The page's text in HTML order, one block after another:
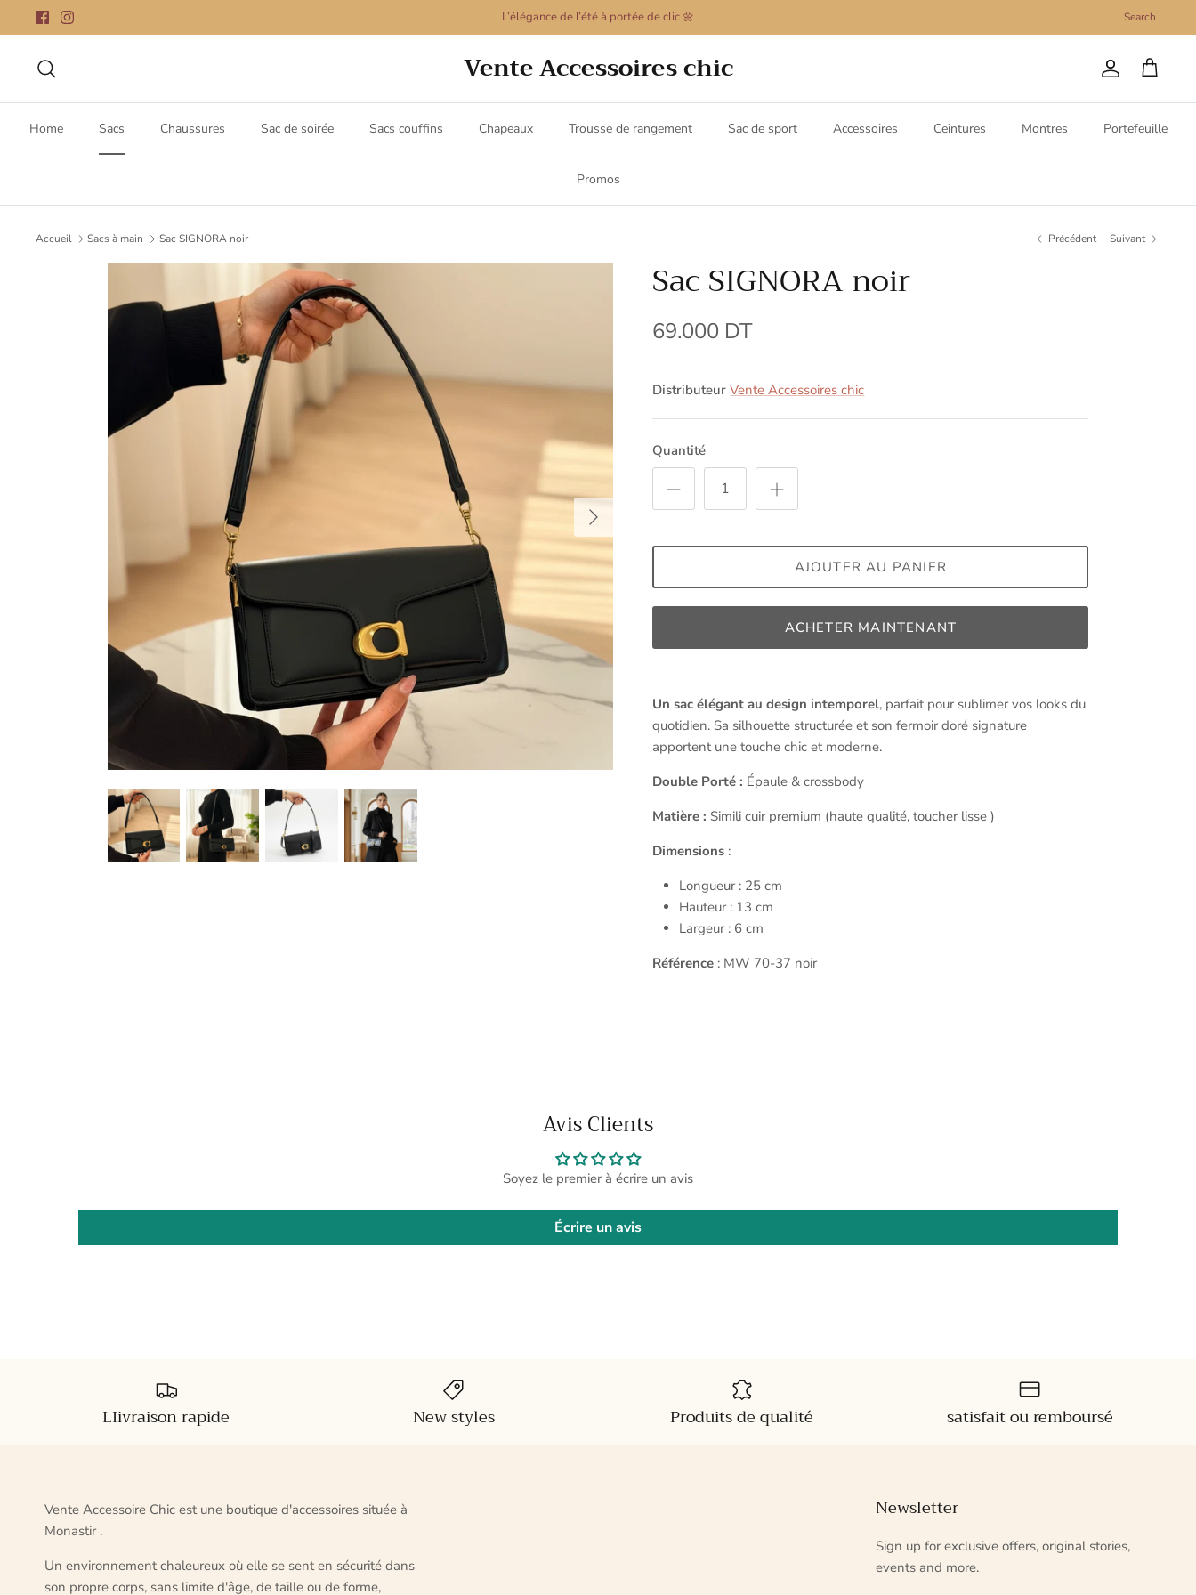
Passer
au
L’élégance de l’été à portée de clic 🌼 Search
Vente Accessoires chic Compte
Panier
Home Sacs Chaussures Sac de soirée Sacs couffins Chapeaux Trousse de rangement Sac de sport Accessoires Ceintures Montres Portefeuille
Promos
Accueil Sacs à main Sac SIGNORA noir Précédent Suivant
Sac SIGNORA noir
69.000 DT
Distributeur Vente Accessoires chic
Quantité
AJOUTER AU PANIER
ACHETER MAINTENANT
Un sac élégant au design intemporel, parfait pour sublimer vos looks du
quotidien. Sa silhouette structurée et son fermoir doré signature
apportent une touche chic et moderne.
Double Porté : Épaule & crossbody
Matière : Simili cuir premium (haute qualité, toucher lisse )
Dimensions :
Longueur : 25 cm
Hauteur : 13 cm
Largeur : 6 cm
Référence : MW 70-37 noir
Avis Clients
Soyez le premier à écrire un avis
Écrire un avis
LIivraison rapide New styles Produits de qualité satisfait ou remboursé
Vente Accessoire Chic est une boutique d'accessoires située à
Monastir .
Un environnement chaleureux où elle se sent en sécurité dans
son propre corps, sans limite d'âge, de taille ou de forme,
Newsletter
Sign up for exclusive offers, original stories,
events and more.